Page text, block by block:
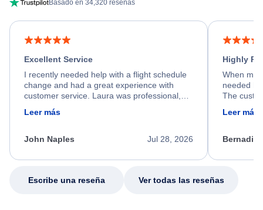
Basado en 34,320 reseñas
Excellent Service
I recently needed help with a flight schedule
change and had a great experience with
customer service. Laura was professional,
friendly, and very helpful throughout the
process. She quickly found a solution and
appreciate her excellent service.
Leer más
Jul 28, 2026
John Naples
Highly
When my
needed
The
calm,
my issue.
Leer más
Escribe una reseña Ver todas las reseñas